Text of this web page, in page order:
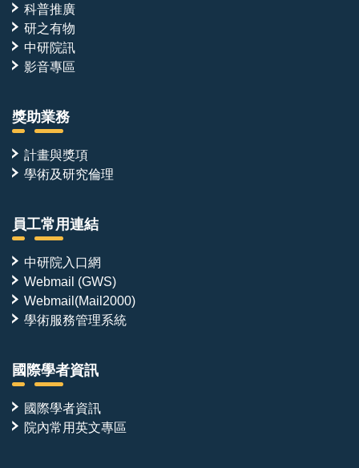
科普推廣
研之有物
中研院訊
影音專區
獎助業務
計畫與獎項
學術及研究倫理
員工常用連結
中研院入口網
Webmail (GWS)
Webmail(Mail2000)
學術服務管理系統
國際學者資訊
國際學者資訊
院內常用英文專區